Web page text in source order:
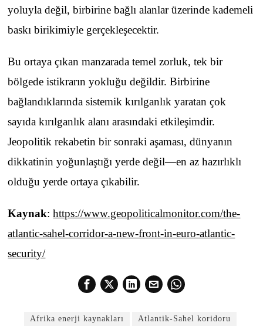
yoluyla değil, birbirine bağlı alanlar üzerinde kademeli
baskı birikimiyle gerçekleşecektir.
Bu ortaya çıkan manzarada temel zorluk, tek bir
bölgede istikrarın yokluğu değildir. Birbirine
bağlandıklarında sistemik kırılganlık yaratan çok
sayıda kırılganlık alanı arasındaki etkileşimdir.
Jeopolitik rekabetin bir sonraki aşaması, dünyanın
dikkatinin yoğunlaştığı yerde değil—en az hazırlıklı
olduğu yerde ortaya çıkabilir.
Kaynak:https://www.geopoliticalmonitor.com/the-
atlantic-sahel-corridor-a-new-front-in-euro-atlantic-
security/
Afrika enerji kaynakları
Atlantik-Sahel koridoru